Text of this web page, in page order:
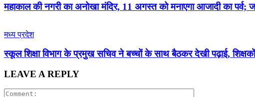
महाकाल की नगरी का अनोखा मंदिर, 11 अगस्त को मनाएगा आजादी का
मध्य प्रदेश
स्कूल शिक्षा विभाग के प्रमुख सचिव ने बच्चों के साथ बैठकर देखी पढ़ाई,
LEAVE A REPLY